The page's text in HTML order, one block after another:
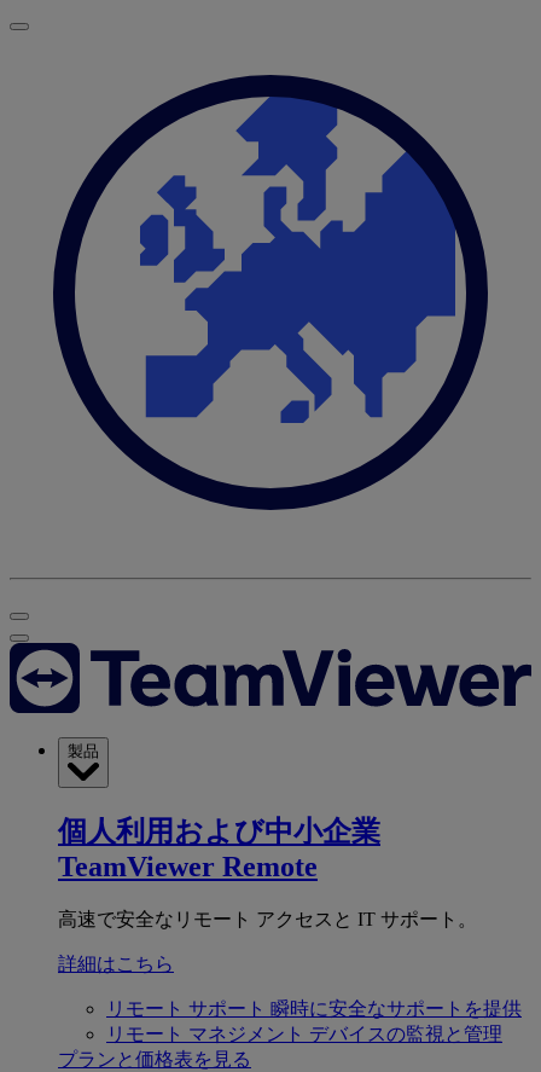
製品
個人利用および中小企業
TeamViewer Remote
高速で安全なリモート アクセスと IT サポート。
詳細はこちら
リモート サポート 瞬時に安全なサポートを提供
リモート マネジメント デバイスの監視と管理
プランと価格表を見る